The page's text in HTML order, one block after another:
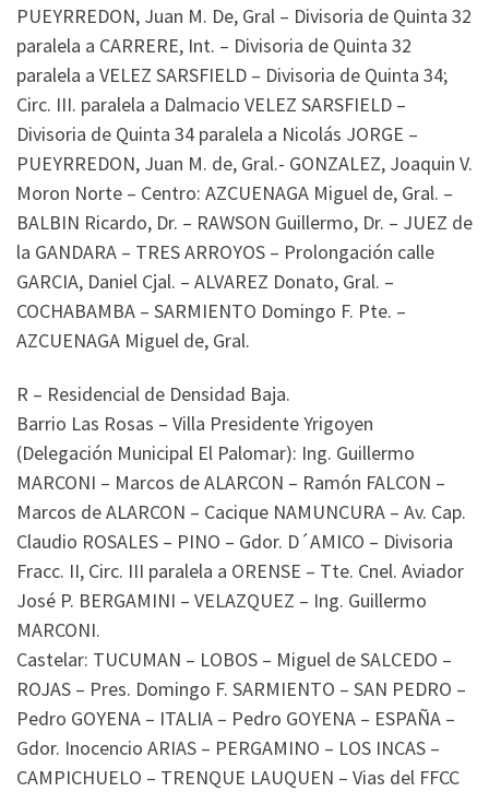
PUEYRREDON, Juan M. De, Gral – Divisoria de Quinta 32
paralela a CARRERE, Int. – Divisoria de Quinta 32
paralela a VELEZ SARSFIELD – Divisoria de Quinta 34;
Circ. III. paralela a Dalmacio VELEZ SARSFIELD –
Divisoria de Quinta 34 paralela a Nicolás JORGE –
PUEYRREDON, Juan M. de, Gral.- GONZALEZ, Joaquin V.
Moron Norte – Centro: AZCUENAGA Miguel de, Gral. –
BALBIN Ricardo, Dr. – RAWSON Guillermo, Dr. – JUEZ de
la GANDARA – TRES ARROYOS – Prolongación calle
GARCIA, Daniel Cjal. – ALVAREZ Donato, Gral. –
COCHABAMBA – SARMIENTO Domingo F. Pte. –
AZCUENAGA Miguel de, Gral.
R – Residencial de Densidad Baja.
Barrio Las Rosas – Villa Presidente Yrigoyen
(Delegación Municipal El Palomar): Ing. Guillermo
MARCONI – Marcos de ALARCON – Ramón FALCON –
Marcos de ALARCON – Cacique NAMUNCURA – Av. Cap.
Claudio ROSALES – PINO – Gdor. D´AMICO – Divisoria
Fracc. II, Circ. III paralela a ORENSE – Tte. Cnel. Aviador
José P. BERGAMINI – VELAZQUEZ – Ing. Guillermo
MARCONI.
Castelar: TUCUMAN – LOBOS – Miguel de SALCEDO –
ROJAS – Pres. Domingo F. SARMIENTO – SAN PEDRO –
Pedro GOYENA – ITALIA – Pedro GOYENA – ESPAÑA –
Gdor. Inocencio ARIAS – PERGAMINO – LOS INCAS –
CAMPICHUELO – TRENQUE LAUQUEN – Vias del FFCC